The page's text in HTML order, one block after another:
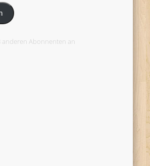
anderen Abonnenten an